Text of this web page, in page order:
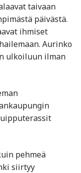
taivaan
päivästä.
ihmiset
Aurinko
ulkoiluun ilman
pehmeä
siirtyy